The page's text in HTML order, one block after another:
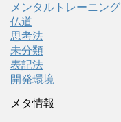
メンタルトレーニング
仏道
思考法
未分類
表記法
開発環境
メタ情報